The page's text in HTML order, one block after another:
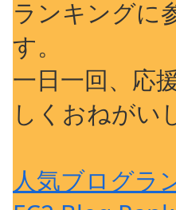
ランキングに
す。
一日一回、応
しくおねがい
人気ブログラ